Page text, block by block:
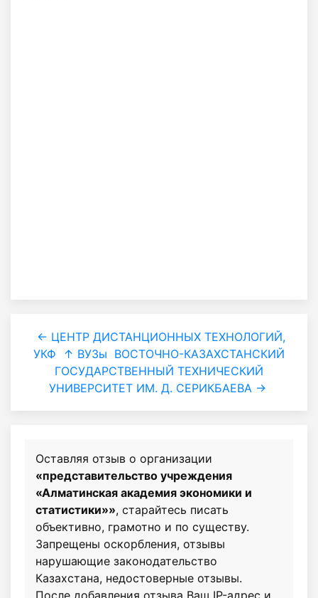
← ЦЕНТР ДИСТАНЦИОННЫХ ТЕХНОЛОГИЙ,
УКФ
↑ ВУЗы ВОСТОЧНО-КАЗАХСТАНСКИЙ
ГОСУДАРСТВЕННЫЙ ТЕХНИЧЕСКИЙ
УНИВЕРСИТЕТ ИМ. Д. СЕРИКБАЕВА →
Оставляя отзыв о организации
«представительство учреждения
«Алматинская академия экономики и
статистики»», старайтесь писать
объективно, грамотно и по существу.
Запрещены оскорбления, отзывы
нарушающие законодательство
Казахстана, недостоверные отзывы.
После добавления отзыва Ваш IP-адрес и